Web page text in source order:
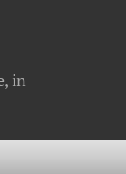
in